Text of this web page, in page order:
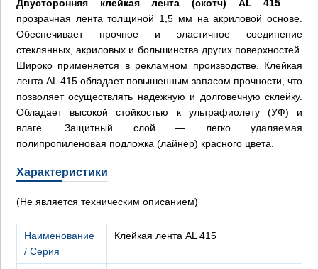
Двусторонняя клейкая лента (скотч) AL 415 —
прозрачная лента толщиной 1,5 мм на акриловой основе.
Обеспечивает прочное и эластичное соединение
стеклянных, акриловых и большинства других поверхностей.
Широко применяется в рекламном производстве. Клейкая
лента AL 415 обладает повышенным запасом прочности, что
позволяет осуществлять надежную и долговечную склейку.
Обладает высокой стойкостью к ультрафиолету (УФ) и
влаге. Защитный слой — легко удаляемая
полипропиленовая подложка (лайнер) красного цвета.
Характеристики
(Не является техническим описанием)
Наименование
/ Серия
Клейкая лента AL 415